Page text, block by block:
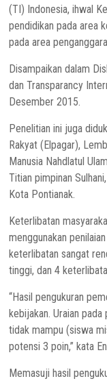
(TI) Indonesia, ihwal
pendidikan pada area
pada area
Disampaikan dalam
dan Transparancy
Desember 2015.
Penelitian ini juga
Rakyat (Elpagar),
Manusia Nahdlatul
Titian pimpinan
Kota Pontianak.
Keterlibatan
menggunakan
keterlibatan sangat
tinggi, dan 4
“Hasil pengukuran
kebijakan. Uraian
tidak mampu (siswa
potensi 3 poin,” kata
Memasuji hasil